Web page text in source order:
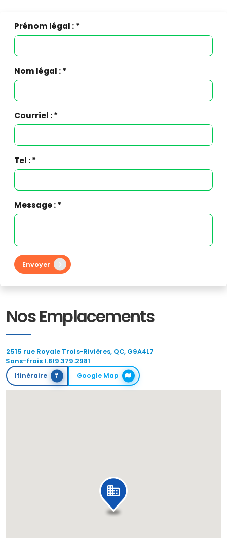
Prénom légal : *
Nom légal : *
Courriel : *
Tel : *
Message : *
Envoyer
Nos Emplacements
2515 rue Royale Trois-Rivières, QC, G9A4L7
Sans-frais 1.819.379.2981
Itinéraire
Google Map